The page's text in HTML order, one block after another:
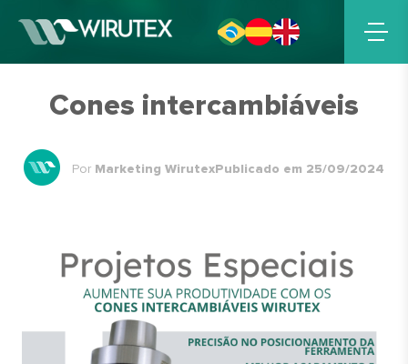
Cones intercambiáveis
Por Marketing Wirutex Publicado em 25/09/2024